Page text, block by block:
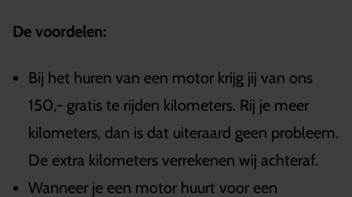
De voordelen:
Bij het huren van een motor krijg jij van ons
150,- gratis te rijden kilometers. Rij je meer
kilometers, dan is dat uiteraard geen probleem.
De extra kilometers verrekenen wij achteraf.
Wanneer je een motor huurt voor een